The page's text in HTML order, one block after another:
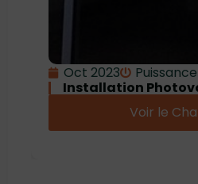
Oct 2023
Installation
Voir le